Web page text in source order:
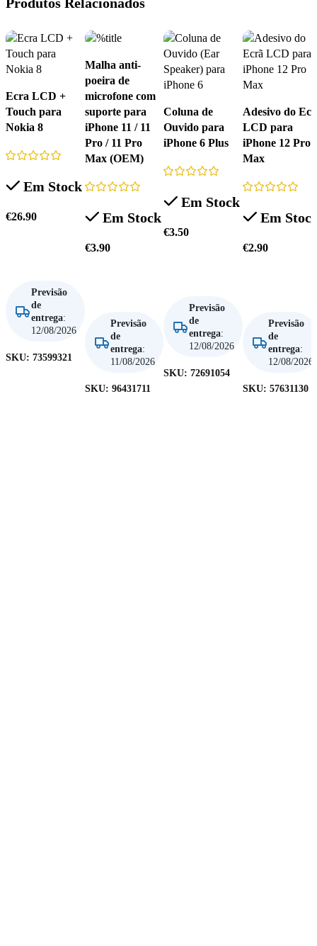
Ecra LCD +
Touch para
Nokia 8
Em Stock
€26.90
Previsão
de
entrega:
12/08/2026
SKU: 73599321
Malha anti-
poeira de
microfone com
suporte para
iPhone 11 / 11
Pro / 11 Pro
Max (OEM)
Em Stock
€3.90
Previsão
de
entrega:
11/08/2026
SKU: 96431711
Coluna de
Ouvido para
iPhone 6 Plus
Em Stock
€3.50
Previsão
de
entrega:
12/08/2026
SKU: 72691054
Adesivo do
LCD para
iPhone 12 Pro
Max
Em
€2.90
Previsão
de
entrega:
12/08/2026
SKU: 57631130